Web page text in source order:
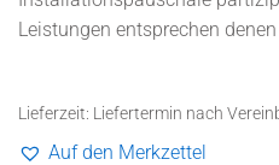
Leistungen entsprechen
Lieferzeit: Liefertermin nach
Auf den Merkzettel